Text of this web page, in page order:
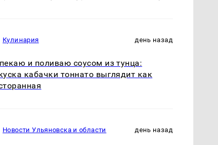
Кулинария день назад
и поливаю соусом из тунца:
кабачки тоннато выглядит как
Новости Ульяновска и области день назад